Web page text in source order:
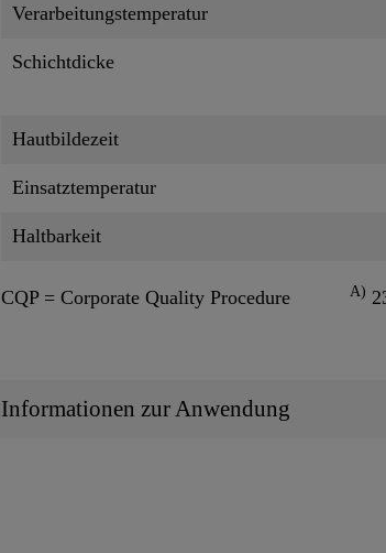
Verarbeitungstemperatur
Schichtdicke
Hautbildezeit
Einsatztemperatur
Haltbarkeit
CQP = Corporate Quality Procedure A)
Informationen zur Anwendung